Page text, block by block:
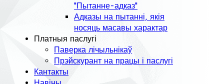
"Пытанне-адказ"
Адказы на пытанні, якія
носяць масавы характар
Платныя паслугі
Паверка лічыльнікаў
Прэйскурант на працы і паслугі
Кантакты